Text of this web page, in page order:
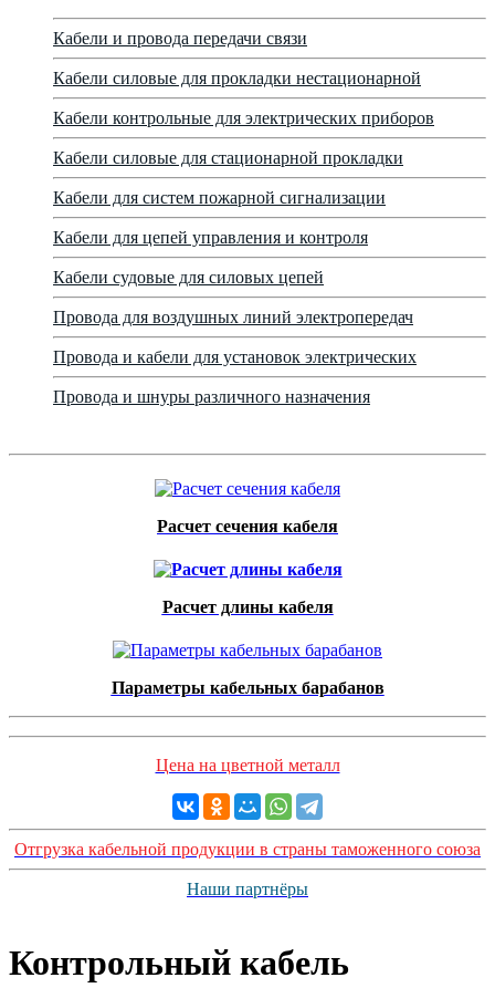
Кабели и провода передачи связи
Кабели силовые для прокладки нестационарной
Кабели контрольные для электрических приборов
Кабели силовые для стационарной прокладки
Кабели для систем пожарной сигнализации
Кабели для цепей управления и контроля
Кабели судовые для силовых цепей
Провода для воздушных линий электропередач
Провода и кабели для установок электрических
Провода и шнуры различного назначения
Расчет сечения кабеля
Расчет длины кабеля
Параметры кабельных барабанов
Цена на цветной металл
Отгрузка кабельной продукции в страны таможенного союза
Наши партнёры
Контрольный кабель